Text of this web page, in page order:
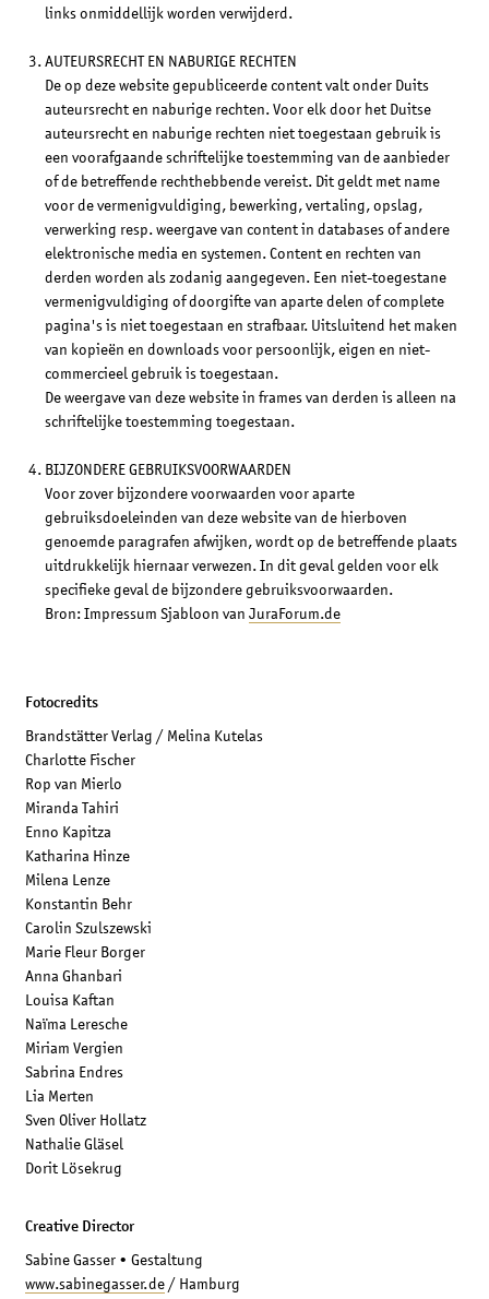
links onmiddellijk worden verwijderd.
AUTEURSRECHT EN NABURIGE RECHTEN
De op deze website gepubliceerde content valt onder Duits
auteursrecht en naburige rechten. Voor elk door het Duitse
auteursrecht en naburige rechten niet toegestaan gebruik is
een voorafgaande schriftelijke toestemming van de aanbieder
of de betreffende rechthebbende vereist. Dit geldt met name
voor de vermenigvuldiging, bewerking, vertaling, opslag,
verwerking resp. weergave van content in databases of andere
elektronische media en systemen. Content en rechten van
derden worden als zodanig aangegeven. Een niet-toegestane
vermenigvuldiging of doorgifte van aparte delen of complete
pagina's is niet toegestaan en strafbaar. Uitsluitend het maken
van kopieën en downloads voor persoonlijk, eigen en niet-
commercieel gebruik is toegestaan.
De weergave van deze website in frames van derden is alleen na
schriftelijke toestemming toegestaan.
BIJZONDERE GEBRUIKSVOORWAARDEN
Voor zover bijzondere voorwaarden voor aparte
gebruiksdoeleinden van deze website van de hierboven
genoemde paragrafen afwijken, wordt op de betreffende plaats
uitdrukkelijk hiernaar verwezen. In dit geval gelden voor elk
specifieke geval de bijzondere gebruiksvoorwaarden.
Bron: Impressum Sjabloon van JuraForum.de
Fotocredits
Brandstätter Verlag / Melina Kutelas
Charlotte Fischer
Rop van Mierlo
Miranda Tahiri
Enno Kapitza
Katharina Hinze
Milena Lenze
Konstantin Behr
Carolin Szulszewski
Marie Fleur Borger
Anna Ghanbari
Louisa Kaftan
Naïma Leresche
Miriam Vergien
Sabrina Endres
Lia Merten
Sven Oliver Hollatz
Nathalie Gläsel
Dorit Lösekrug
Creative Director
Sabine Gasser • Gestaltung
www.sabinegasser.de/ Hamburg